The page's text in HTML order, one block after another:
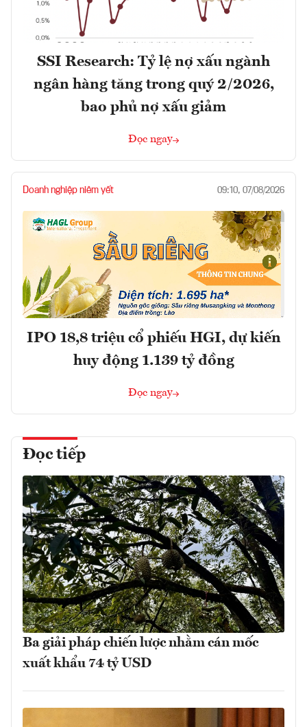
SSI Research: Tỷ lệ nợ xấu ngành
ngân hàng tăng trong quý 2/2026,
bao phủ nợ xấu giảm
Đọc ngay
Doanh nghiệp niêm yết 09:10, 07/08/2026
IPO 18,8 triệu cổ phiếu HGI, dự kiến
huy động 1.139 tỷ đồng
Đọc ngay
Đọc tiếp
Ba giải pháp chiến lược nhằm cán mốc
xuất khẩu 74 tỷ USD